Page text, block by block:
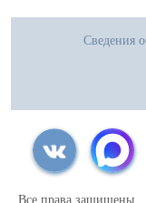
Сведения
Все права защищены.